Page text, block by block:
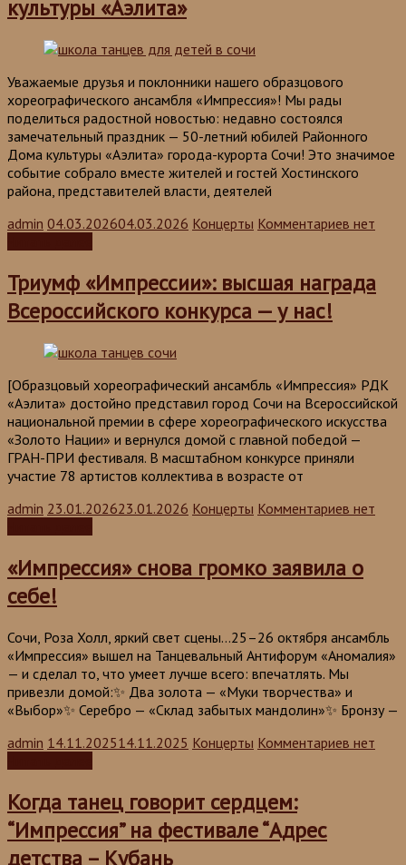
культуры «Аэлита»
Уважаемые друзья и поклонники нашего образцового
хореографического ансамбля «Импрессия»! Мы рады
поделиться радостной новостью: недавно состоялся
замечательный праздник — 50-летний юбилей Районного
Дома культуры «Аэлита» города-курорта Сочи! Это значимое
событие собрало вместе жителей и гостей Хостинского
района, представителей власти, деятелей
admin 04.03.202604.03.2026 Концерты Комментариев нет
Триумф «Импрессии»: высшая награда
Всероссийского конкурса — у нас!
[Образцовый хореографический ансамбль «Импрессия» РДК
«Аэлита» достойно представил город Сочи на Всероссийской
национальной премии в сфере хореографического искусства
«Золото Нации» и вернулся домой с главной победой —
ГРАН-ПРИ фестиваля. В масштабном конкурсе приняли
участие 78 артистов коллектива в возрасте от
admin 23.01.202623.01.2026 Концерты Комментариев нет
«Импрессия» снова громко заявила о
себе!
Сочи, Роза Холл, яркий свет сцены…25–26 октября ансамбль
«Импрессия» вышел на Танцевальный Антифорум «Аномалия»
— и сделал то, что умеет лучше всего: впечатлять. Мы
привезли домой:✨ Два золота — «Муки творчества» и
«Выбор»✨ Серебро — «Склад забытых мандолин»✨ Бронзу —
admin 14.11.202514.11.2025 Концерты Комментариев нет
Когда танец говорит сердцем:
“Импрессия” на фестивале “Адрес
детства – Кубань